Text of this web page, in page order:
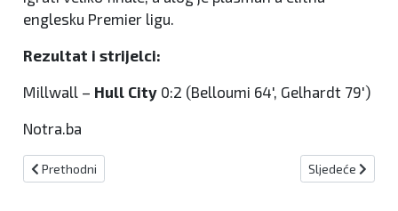
englesku Premier ligu.
Rezultat i strijelci:
Millwall – Hull City 0:2 (Belloumi 64', Gelhardt 79')
Notra.ba
Prethodni članak: Oklahoma City "pomeo" Lakerse
Prethodni Sljedeći
Sljedeće